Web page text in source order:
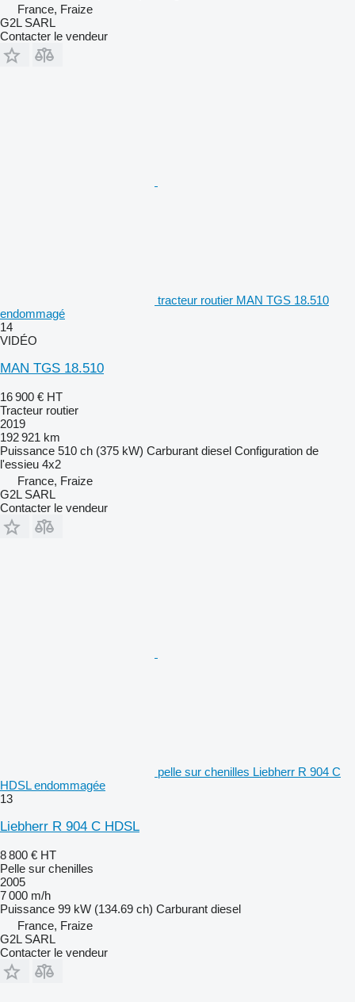
France, Fraize
G2L SARL
Contacter le vendeur
tracteur routier MAN TGS 18.510
endommagé
14
VIDÉO
MAN TGS 18.510
16 900 € HT
Tracteur routier
2019
192 921 km
Puissance 510 ch (375 kW) Carburant diesel Configuration de
l'essieu 4x2
France, Fraize
G2L SARL
Contacter le vendeur
pelle sur chenilles Liebherr R 904 C
HDSL endommagée
13
Liebherr R 904 C HDSL
8 800 € HT
Pelle sur chenilles
2005
7 000 m/h
Puissance 99 kW (134.69 ch) Carburant diesel
France, Fraize
G2L SARL
Contacter le vendeur